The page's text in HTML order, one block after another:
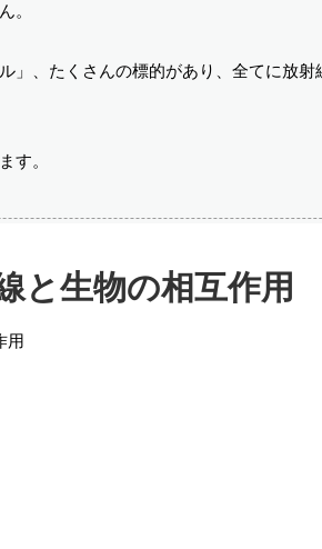
。
」、たくさんの標的があり、全てに放
す。
と生物の相互作用